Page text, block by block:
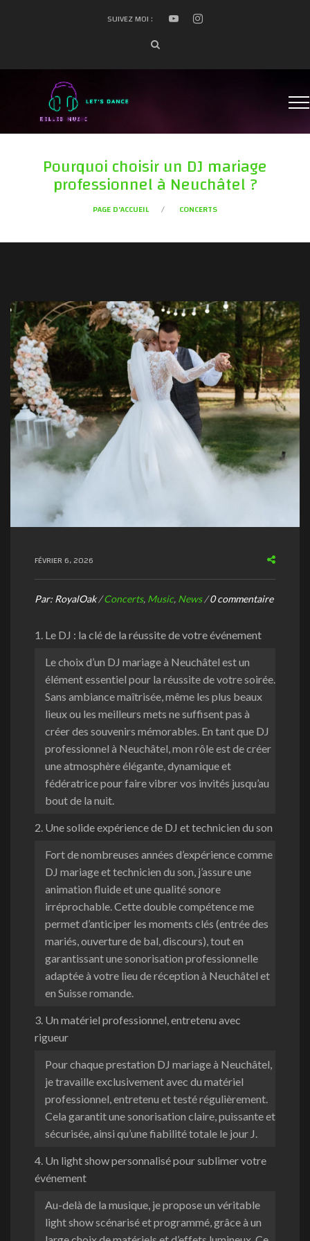
SUIVEZ MOI :
Pourquoi choisir un DJ mariage
professionnel à Neuchâtel ?
PAGE D'ACCUEIL CONCERTS
FÉVRIER 6, 2026
Par: RoyalOak/Concerts, Music, News/0 commentaire
1. Le DJ : la clé de la réussite de votre événement
Le choix d’un DJ mariage à Neuchâtel est un
élément essentiel pour la réussite de votre soirée.
Sans ambiance maîtrisée, même les plus beaux
lieux ou les meilleurs mets ne suffisent pas à
créer des souvenirs mémorables. En tant que DJ
professionnel à Neuchâtel, mon rôle est de créer
une atmosphère élégante, dynamique et
fédératrice pour faire vibrer vos invités jusqu’au
bout de la nuit.
2. Une solide expérience de DJ et technicien du son
Fort de nombreuses années d’expérience comme
DJ mariage et technicien du son, j’assure une
animation fluide et une qualité sonore
irréprochable. Cette double compétence me
permet d’anticiper les moments clés (entrée des
mariés, ouverture de bal, discours), tout en
garantissant une sonorisation professionnelle
adaptée à votre lieu de réception à Neuchâtel et
en Suisse romande.
3. Un matériel professionnel, entretenu avec
rigueur
Pour chaque prestation DJ mariage à Neuchâtel,
je travaille exclusivement avec du matériel
professionnel, entretenu et testé régulièrement.
Cela garantit une sonorisation claire, puissante et
sécurisée, ainsi qu’une fiabilité totale le jour J.
4. Un light show personnalisé pour sublimer votre
événement
Au-delà de la musique, je propose un véritable
light show scénarisé et programmé, grâce à un